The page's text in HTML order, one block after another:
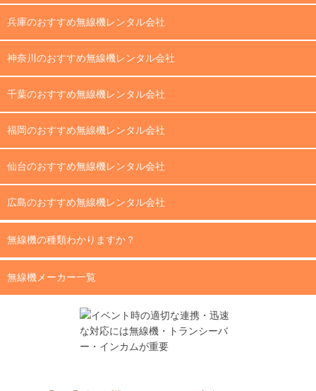
兵庫のおすすめ無線機レンタル会社
神奈川のおすすめ無線機レンタル会社
千葉のおすすめ無線機レンタル会社
福岡のおすすめ無線機レンタル会社
仙台のおすすめ無線機レンタル会社
広島のおすすめ無線機レンタル会社
無線機の種類わかりますか？
無線機メーカー一覧